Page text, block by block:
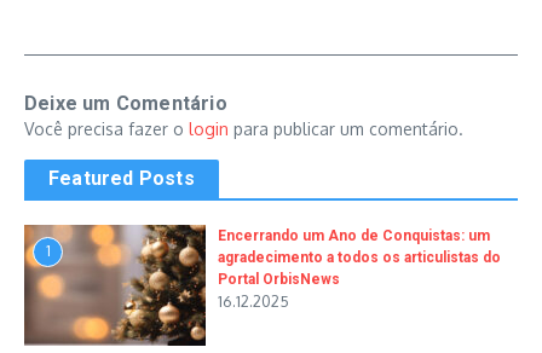
Deixe um Comentário
Você precisa fazer o login para publicar um comentário.
Featured Posts
1
Encerrando um Ano de Conquistas: um
agradecimento a todos os articulistas do
Portal OrbisNews
16.12.2025